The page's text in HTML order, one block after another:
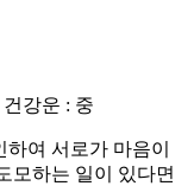
강운 : 중
여 서로가 마음이
모하는 일이 있다면